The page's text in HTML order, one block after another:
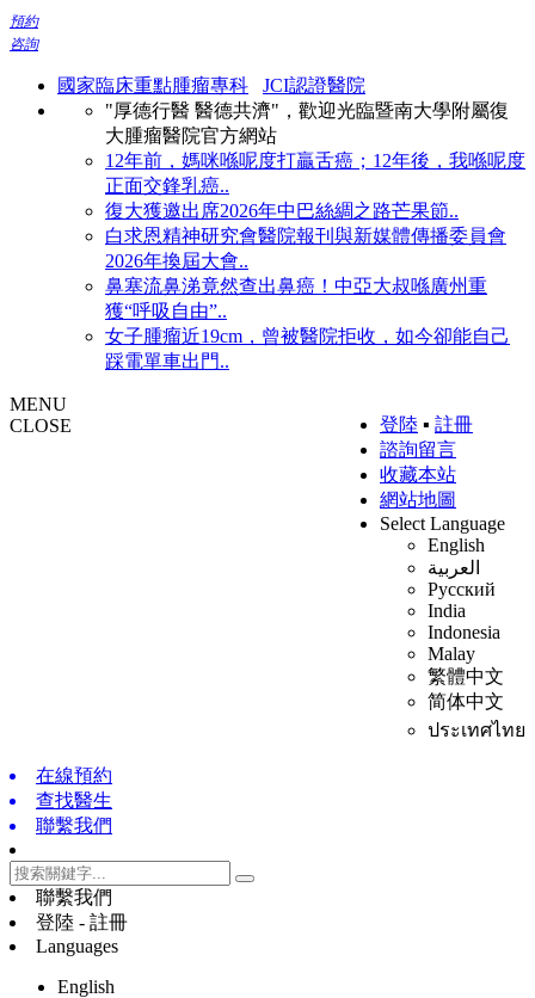
預約
咨詢
國家臨床重點腫瘤專科
JCI認證醫院
"厚德行醫 醫德共濟"，歡迎光臨暨南大學附屬復
大腫瘤醫院官方網站
12年前，媽咪喺呢度打贏舌癌；12年後，我喺呢度
正面交鋒乳癌..
復大獲邀出席2026年中巴絲綢之路芒果節..
白求恩精神研究會醫院報刊與新媒體傳播委員會
2026年換屆大會..
鼻塞流鼻涕竟然查出鼻癌！中亞大叔喺廣州重
獲“呼吸自由”..
女子腫瘤近19cm，曾被醫院拒收，如今卻能自己
踩電單車出門..
登陸 ▪ 註冊
諮詢留言
收藏本站
網站地圖
Select Language
English
العربية
Русский
India
Indonesia
Malay
繁體中文
简体中文
ประเทศไทย
MENU
CLOSE
在線預約
查找醫生
聯繫我們
聯繫我們
登陸 - 註冊
Languages
English